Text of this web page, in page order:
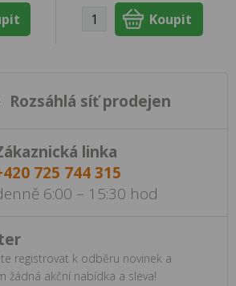
Rozsáhlá síť prodejen
linka
725 744 315
6:00 – 15:30 hod
registrovat k odběru novinek a
žádná akční nabídka a sleva!